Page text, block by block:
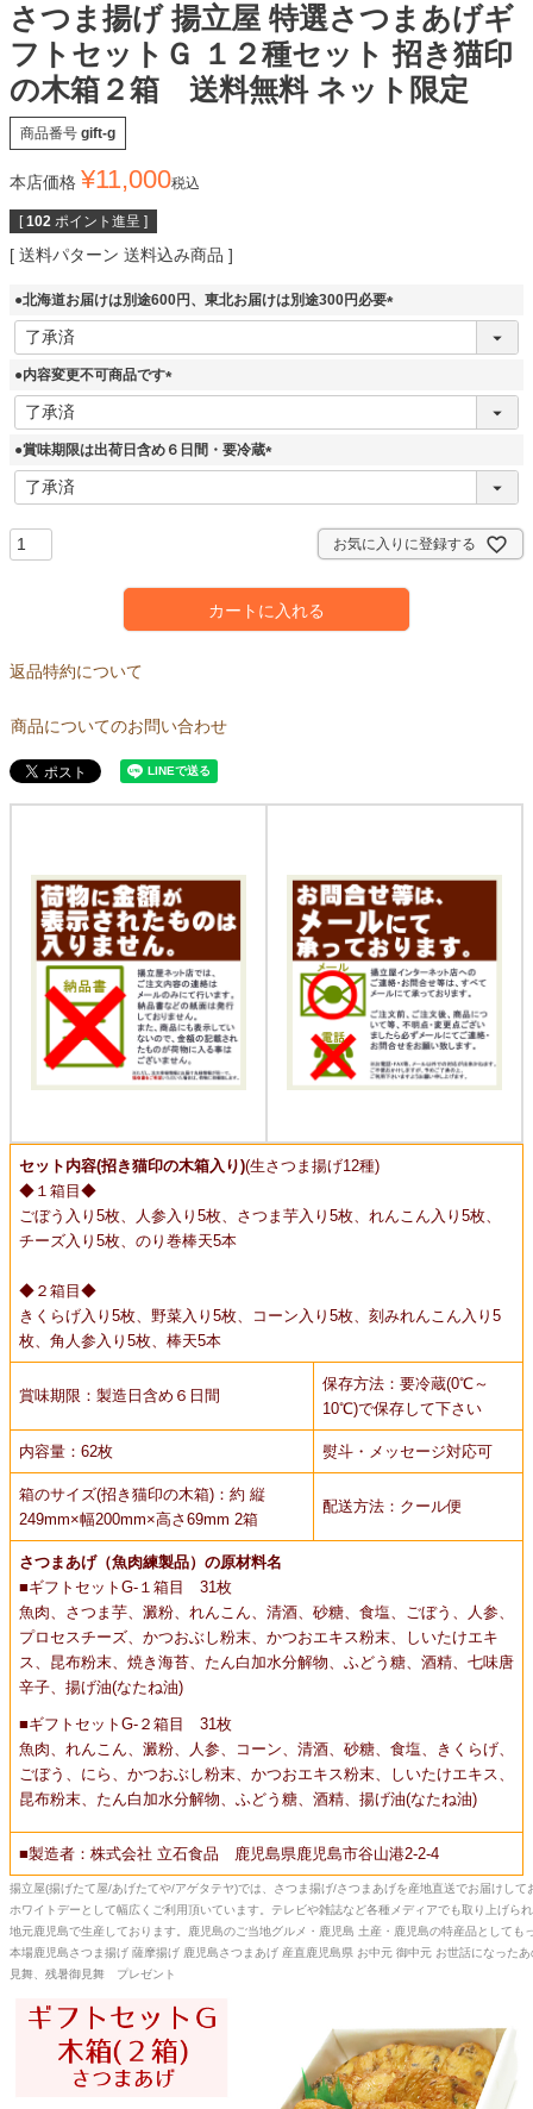
さつま揚げ 揚立屋 特選さつまあげギ
フトセットＧ １２種セット 招き猫印
の木箱２箱 送料無料 ネット限定
商品番号 gift-g
本店価格 ¥11,000税込
[ 102 ポイント進呈 ]
送料パターン 送料込み商品
●北海道お届けは別途600円、東北お届けは別途300円必要
(
●内容変更不可商品です
(
須
●賞味期限は出荷日含め６日間・要冷蔵
(
お気に入りに登録する
カートに入れる
返品特約について
商品についてのお問い合わせ
セット内容(招き猫印の木箱入り)(生さつま揚げ12種)
◆１箱目◆
ごぼう入り5枚、人参入り5枚、さつま芋入り5枚、れんこん入り5枚、
チーズ入り5枚、のり巻棒天5本
◆２箱目◆
きくらげ入り5枚、野菜入り5枚、コーン入り5枚、刻みれんこん入り5
枚、角人参入り5枚、棒天5本
賞味期限：製造日含め６日間
保存方法：要冷蔵(0℃～
10℃)で保存して下さい
内容量：62枚 熨斗・メッセージ対応可
箱のサイズ(招き猫印の木箱)：約 縦
249mm×幅200mm×高さ69mm 2箱
配送方法：クール便
さつまあげ（魚肉練製品）の原材料名
■ギフトセットG-１箱目 31枚
魚肉、さつま芋、澱粉、れんこん、清酒、砂糖、食塩、ごぼう、人参、
プロセスチーズ、かつおぶし粉末、かつおエキス粉末、しいたけエキ
ス、昆布粉末、焼き海苔、たん白加水分解物、ふどう糖、酒精、七味唐
辛子、揚げ油(なたね油)
■ギフトセットG-２箱目 31枚
魚肉、れんこん、澱粉、人参、コーン、清酒、砂糖、食塩、きくらげ、
ごぼう、にら、かつおぶし粉末、かつおエキス粉末、しいたけエキス、
昆布粉末、たん白加水分解物、ふどう糖、酒精、揚げ油(なたね油)
■製造者：株式会社 立石食品 鹿児島県鹿児島市谷山港2-2-4
揚立屋(揚げたて屋/あげたてや/アゲタテヤ)では、さつま揚げ/さつまあげを産地直送でお届けし
ホワイトデーとして幅広くご利用頂いています。テレビや雑誌など各種メディアでも取り上げら
地元鹿児島で生産しております。鹿児島のご当地グルメ・鹿児島 土産・鹿児島の特産品として
本場鹿児島さつま揚げ 薩摩揚げ 鹿児島さつまあげ 産直鹿児島県 お中元 御中元 お世話になった
見舞、残暑御見舞 プレゼント